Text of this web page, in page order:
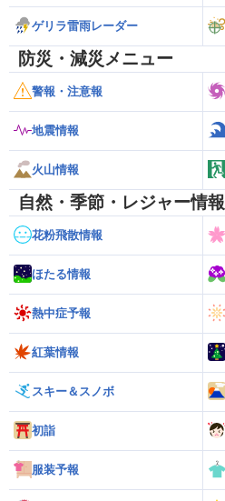
ゲリラ雷雨レーダー
防災・減災メニュー
警報・注意報
地震情報
火山情報
自然・季節・レジャー情報
花粉飛散情報
ほたる情報
熱中症予報
紅葉情報
スキー＆スノボ
初詣
服装予報